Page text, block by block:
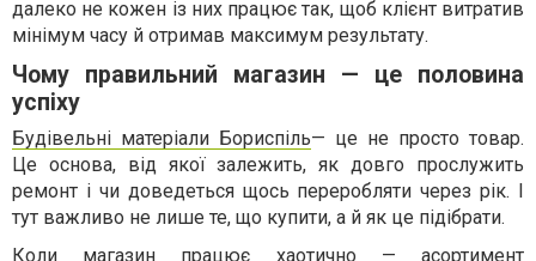
далеко не кожен із них працює так, щоб клієнт витратив
мінімум часу й отримав максимум результату.
Чому правильний магазин — це половина
успіху
Будівельні матеріали Бориспіль— це не просто товар.
Це основа, від якої залежить, як довго прослужить
ремонт і чи доведеться щось переробляти через рік. І
тут важливо не лише те, що купити, а й як це підібрати.
Коли магазин працює хаотично — асортимент